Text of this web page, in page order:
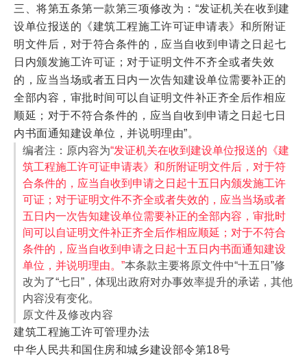
三、将第五条第一款第三项修改为：“发证机关在收到建
设单位报送的《建筑工程施工许可证申请表》和所附证
明文件后，对于符合条件的，应当自收到申请之日起七
日内颁发施工许可证；对于证明文件不齐全或者失效
的，应当当场或者五日内一次告知建设单位需要补正的
全部内容，审批时间可以自证明文件补正齐全后作相应
顺延；对于不符合条件的，应当自收到申请之日起七日
内书面通知建设单位，并说明理由”。
编者注：原内容为“发证机关在收到建设单位报送的《建
筑工程施工许可证申请表》和所附证明文件后，对于符
合条件的，应当自收到申请之日起十五日内颁发施工许
可证；对于证明文件不齐全或者失效的，应当当场或者
五日内一次告知建设单位需要补正的全部内容，审批时
间可以自证明文件补正齐全后作相应顺延；对于不符合
条件的，应当自收到申请之日起十五日内书面通知建设
单位，并说明理由。”本条款主要将原文件中“十五日”修
改为了“七日”，体现出政府对办事效率提升的承诺，其他
内容没有变化。
原文件及修改内容
建筑工程施工许可管理办法
中华人民共和国住房和城乡建设部令第18号